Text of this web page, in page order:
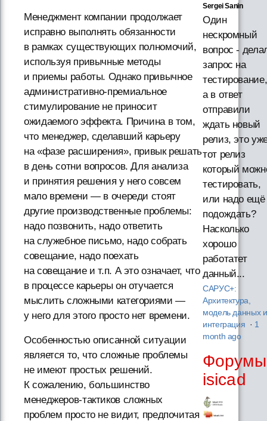
Менеджмент компании продолжает
исправно выполнять обязанности
в рамках существующих полномочий,
используя привычные методы
и приемы работы. Однако привычное
административно-премиальное
стимулирование не приносит
ожидаемого эффекта. Причина в том,
что менеджер, сделавший карьеру
на «фазе расширения», привык решать
в день сотни вопросов. Для анализа
и принятия решения у него совсем
мало времени — в очереди стоят
другие производственные проблемы:
надо позвонить, надо ответить
на служебное письмо, надо собрать
совещание, надо поехать
на совещание и т.п. А это означает, что
в процессе карьеры он отучается
мыслить сложными категориями —
у него для этого просто нет времени.
Особенностью описанной ситуации
является то, что сложные проблемы
не имеют простых решений.
К сожалению, большинство
менеджеров-тактиков сложных
проблем просто не видит, предпочитая
Sergei Sanin
Один
нескромный
вопрос -
запрос на
тестирование,
а в ответ
отправили
ждать новый
релиз, это
тот релиз
который
тестировать,
или надо ещё
подождать?
Насколько
хорошо
работатет
данный...
САРУС+:
Архитектура,
модель данных и
интеграция · 1
month ago
Форумы
isicad